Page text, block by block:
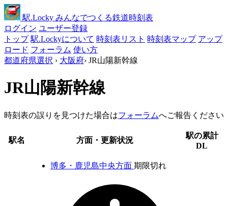
駅.Locky みんなでつくる鉄道時刻表
ログイン ユーザー登録
トップ 駅.Lockyについて 時刻表リスト 時刻表マップ アップ
ロード フォーラム 使い方
都道府県選択 › 大阪府› JR山陽新幹線
JR山陽新幹線
時刻表の誤りを見つけた場合はフォーラムへご報告ください
駅名 方面・更新状況
駅の累計
DL
博多・鹿児島中央方面 期限切れ